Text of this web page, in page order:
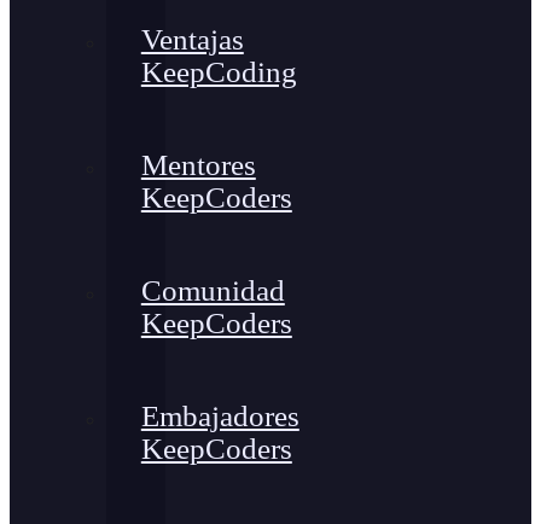
Ventajas
KeepCoding
Mentores
KeepCoders
Comunidad
KeepCoders
Embajadores
KeepCoders